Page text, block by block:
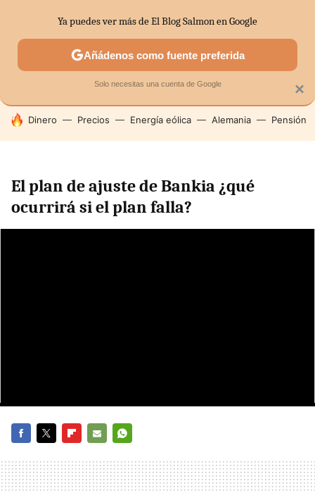
SECTORES ECONOMÍA DOMÉSTICA MERCADOS
HOY SE HABLA DE
Dinero Precios Energía eólica Alemania Pensión
El plan de ajuste de Bankia ¿qué
ocurrirá si el plan falla?
MAIL
×
Ya puedes ver más de El Blog Salmon en Google
Añádenos como fuente preferida
Solo necesitas una cuenta de Google